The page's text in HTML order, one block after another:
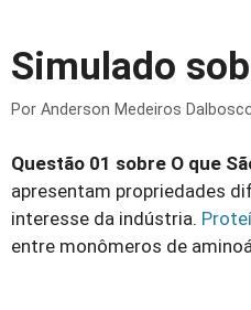
Simulado
Por Anderson Medeiros
Questão 01 sobre O que
apresentam propriedades
interesse da indústria.
entre monômeros de